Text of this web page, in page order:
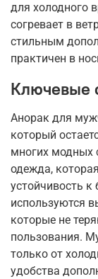
для холодного
согревает в
стильным
практичен в
Ключевые
Анорак для
который
многих модных
одежда,
устойчивость
используются
которые не
пользования.
только от
удобства